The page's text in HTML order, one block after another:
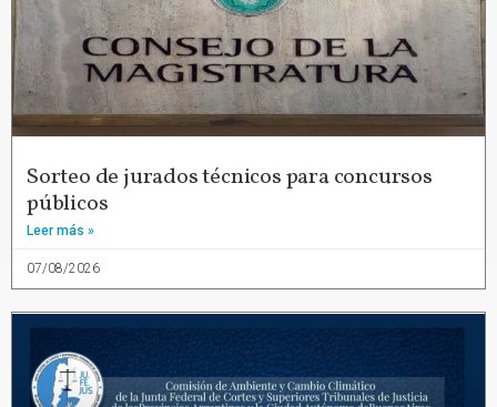
Sorteo de jurados técnicos para concursos
públicos
Leer más »
07/08/2026